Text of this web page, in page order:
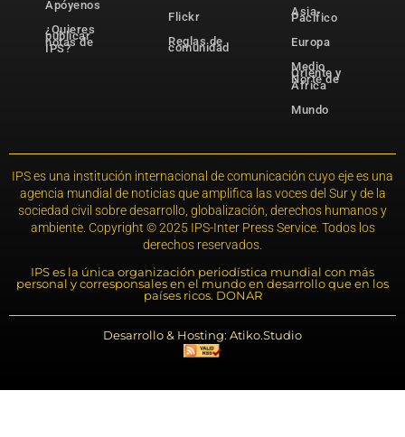
Apóyenos
¿Quieres
publicar
notas de
IPS?
Flickr
Reglas de
comunidad
Asia-
Pacífico
Europa
Medio
Oriente y
Norte de
África
Mundo
IPS es una institución internacional de comunicación cuyo eje es una
agencia mundial de noticias que amplifica las voces del Sur y de la
sociedad civil sobre desarrollo, globalización, derechos humanos y
ambiente. Copyright © 2025 IPS-Inter Press Service. Todos los
derechos reservados.
IPS es la única organización periodística mundial con más
personal y corresponsales en el mundo en desarrollo que en los
países ricos. DONAR
Desarrollo & Hosting: Atiko.Studio